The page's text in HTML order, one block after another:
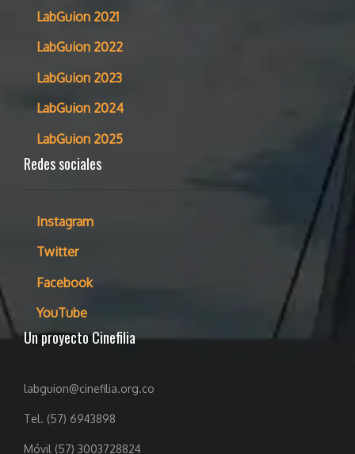
LabGuion 2021
LabGuion 2022
LabGuion 2023
LabGuion 2024
LabGuion 2025
Redes sociales
Instagram
Twitter
Facebook
YouTube
Un proyecto Cinefilia
labguion@cinefilia.org.co
Tel. (57) 6943898
Móvil (57) 3003728824